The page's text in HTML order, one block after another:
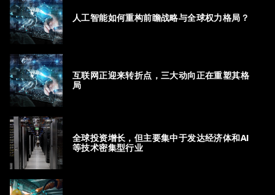
人工智能如何重构前瞻战略与全球权力格局？
互联网正迎来转折点，三大动向正在重塑其格
局
全球投资增长，但主要集中于发达经济体和AI
等技术密集型行业